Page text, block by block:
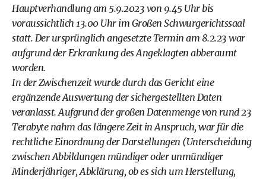
Hauptverhandlung am 5.9.2023 von 9.45 Uhr bis
voraussichtlich 13.00 Uhr im Großen Schwurgerichtssaal
statt. Der ursprünglich angesetzte Termin am 8.2.23 war
aufgrund der Erkrankung des Angeklagten abberaumt
worden.
In der Zwischenzeit wurde durch das Gericht eine
ergänzende Auswertung der sichergestellten Daten
veranlasst. Aufgrund der großen Datenmenge von rund 23
Terabyte nahm das längere Zeit in Anspruch, war für die
rechtliche Einordnung der Darstellungen (Unterscheidung
zwischen Abbildungen mündiger oder unmündiger
Minderjähriger, Abklärung, ob es sich um Herstellung,